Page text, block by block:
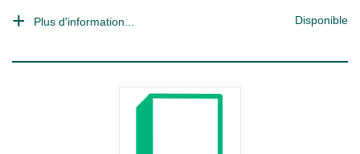
Plus d'information... Disponible